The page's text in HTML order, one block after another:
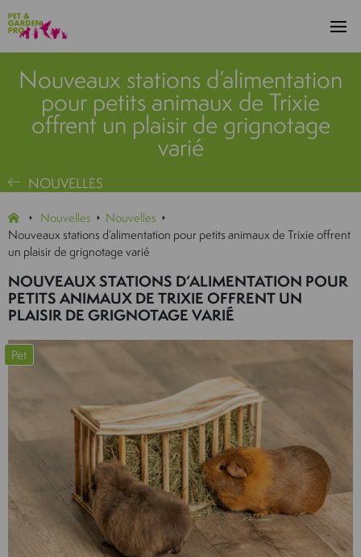
Nouveaux stations d’alimentation
pour petits animaux de Trixie
offrent un plaisir de grignotage
varié
NOUVELLES
Nouvelles
Nouvelles
Nouveaux stations d’alimentation pour petits animaux de Trixie offrent
un plaisir de grignotage varié
NOUVEAUX STATIONS D’ALIMENTATION POUR
PETITS ANIMAUX DE TRIXIE OFFRENT UN
PLAISIR DE GRIGNOTAGE VARIÉ
Pet